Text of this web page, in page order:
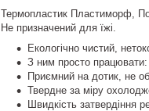
Термопластик Пластиморф,
Не призначений для їжі.
Екологічно чистий,
З ним просто працювати:
Приємний на дотик, не
Твердне за міру
Швидкість